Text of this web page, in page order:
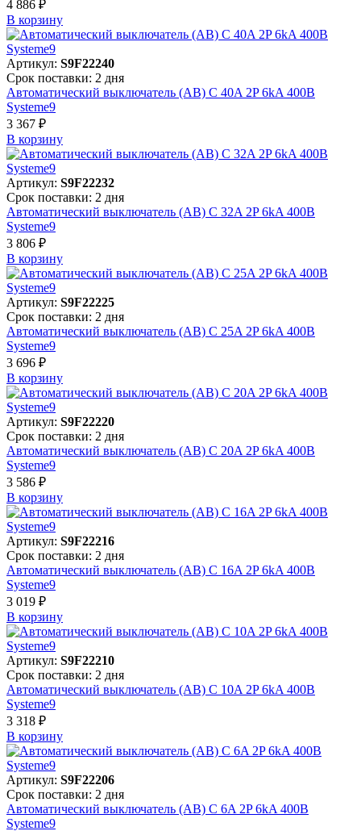
4 886 ₽
В корзинy
Артикул: S9F22240
Срок поставки: 2 дня
Автоматический выключатель (АВ) C 40A 2P 6kA 400В
Systeme9
3 367 ₽
В корзинy
Артикул: S9F22232
Срок поставки: 2 дня
Автоматический выключатель (АВ) C 32A 2P 6kA 400В
Systeme9
3 806 ₽
В корзинy
Артикул: S9F22225
Срок поставки: 2 дня
Автоматический выключатель (АВ) C 25A 2P 6kA 400В
Systeme9
3 696 ₽
В корзинy
Артикул: S9F22220
Срок поставки: 2 дня
Автоматический выключатель (АВ) C 20A 2P 6kA 400В
Systeme9
3 586 ₽
В корзинy
Артикул: S9F22216
Срок поставки: 2 дня
Автоматический выключатель (АВ) C 16A 2P 6kA 400В
Systeme9
3 019 ₽
В корзинy
Артикул: S9F22210
Срок поставки: 2 дня
Автоматический выключатель (АВ) C 10A 2P 6kA 400В
Systeme9
3 318 ₽
В корзинy
Артикул: S9F22206
Срок поставки: 2 дня
Автоматический выключатель (АВ) C 6A 2P 6kA 400В
Systeme9